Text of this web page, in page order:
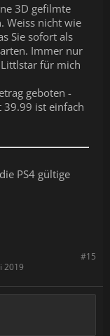
3D gefilmte
Weiss nicht wie
Sie sofort als
Immer nur
Littlstar für mich
geboten -
39.99 ist einfach
PS4 gültige
#15
2019